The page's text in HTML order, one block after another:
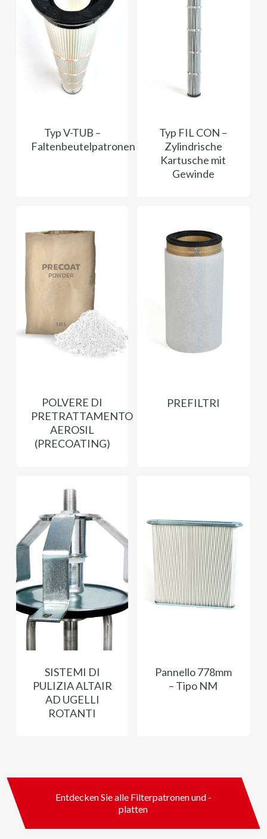
Typ V-TUB –
Faltenbeutelpatronen
Typ FIL CON ​​–
Zylindrische
Kartusche mit
Gewinde
POLVERE DI
PRETRATTAMENTO
AEROSIL
(PRECOATING)
PREFILTRI
SISTEMI DI
PULIZIA ALTAIR
AD UGELLI
ROTANTI
Pannello 778mm
– Tipo NM
Entdecken Sie alle Filterpatronen und -
platten